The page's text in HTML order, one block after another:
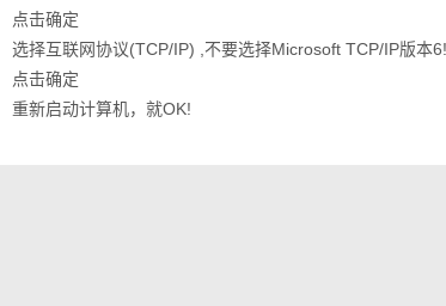
点击确定
选择互联网协议(TCP/IP) ,不要选择Microsoft TCP/IP版本
点击确定
重新启动计算机，就OK!